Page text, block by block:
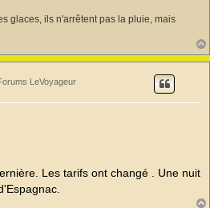
glaces, ils n'arrêtent pas la pluie, mais
LeVoyageur
Les tarifs ont changé . Une nuit